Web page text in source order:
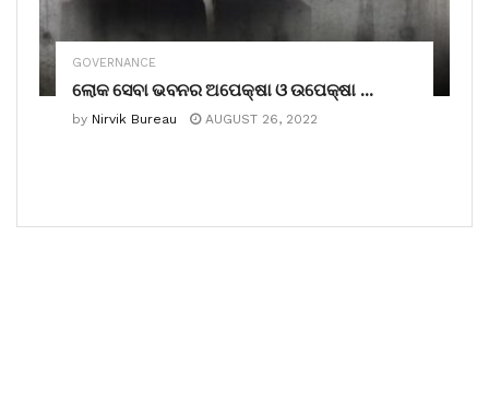
GOVERNANCE
ଲୋକ ସେବା ଭବନର ଅପେକ୍ଷା ଓ ଉପେକ୍ଷା …
by Nirvik Bureau AUGUST 26, 2022